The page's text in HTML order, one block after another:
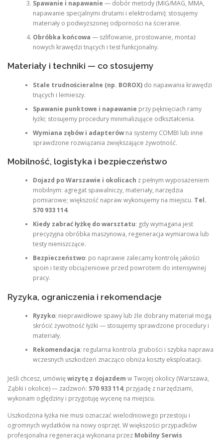
Spawanie i napawanie — dobór metody (MIG/MAG, MMA,
napawanie specjalnymi drutami i elektrodami); stosujemy
materiały o podwyższonej odporności na ścieranie.
Obróbka końcowa — szlifowanie, prostowanie, montaż
nowych krawędzi tnących i test funkcjonalny.
Materiały i techniki — co stosujemy
Stale trudnościeralne (np. BOROX)do napawania krawędzi
tnących i lemieszy.
Spawanie punktowe i napawanie przy pęknięciach ramy
łyżki; stosujemy procedury minimalizujące odkształcenia.
Wymiana zębów i adapterówna systemy COMBI lub inne
sprawdzone rozwiązania zwiększające żywotność.
Mobilność, logistyka i bezpieczeństwo
Dojazd po Warszawie i okolicach z pełnym wyposażeniem
mobilnym: agregat spawalniczy, materiały, narzędzia
pomiarowe; większość napraw wykonujemy na miejscu. Tel.
570 933 114.
Kiedy zabrać łyżkę do warsztatu: gdy wymagana jest
precyzyjna obróbka maszynowa, regeneracja wymiarowa lub
testy nieniszczące.
Bezpieczeństwo: po naprawie zalecamy kontrolę jakości
spoin i testy obciążeniowe przed powrotem do intensywnej
pracy.
Ryzyka, ograniczenia i rekomendacje
Ryzyko: nieprawidłowe spawy lub źle dobrany materiał mogą
skrócić żywotność łyżki — stosujemy sprawdzone procedury i
materiały.
Rekomendacja: regularna kontrola grubości i szybka naprawa
wczesnych uszkodzeń znacząco obniża koszty eksploatacji.
Jeśli chcesz, umówięwizytę z dojazdem w Twojej okolicy (Warszawa,
Ząbki i okolice) — zadzwoń: 570 933 114; przyjadę z narzędziami,
wykonam oględziny i przygotuję wycenę na miejscu.
Uszkodzona łyżka nie musi oznaczać wielodniowego przestoju i
ogromnych wydatków na nowy osprzęt. W większości przypadków
profesjonalna regeneracja wykonana przez Mobilny Serwis